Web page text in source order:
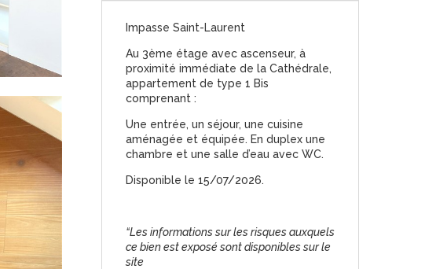
Impasse Saint-Laurent
Au 3ème étage avec ascenseur, à
proximité immédiate de la Cathédrale,
appartement de type 1 Bis
comprenant :
Une entrée, un séjour, une cuisine
aménagée et équipée. En duplex une
chambre et une salle d’eau avec WC.
Disponible le 15/07/2026.
“Les informations sur les risques auxquels
ce bien est exposé sont disponibles sur le
site